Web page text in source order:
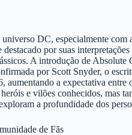
DC, especialmente com
destacado por suas
A introdução de Absolute
por Scott Snyder, o
aumentando a expectativa entre
e vilões conhecidos, mas
a profundidade dos
de Fãs